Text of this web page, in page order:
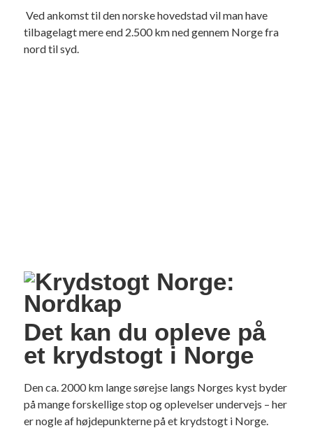
Ved ankomst til den norske hovedstad vil man have
tilbagelagt mere end 2.500 km ned gennem Norge fra
nord til syd.
Det kan du opleve på
et krydstogt i Norge
Den ca. 2000 km lange sørejse langs Norges kyst byder
på mange forskellige stop og oplevelser undervejs – her
er nogle af højdepunkterne på et krydstogt i Norge.